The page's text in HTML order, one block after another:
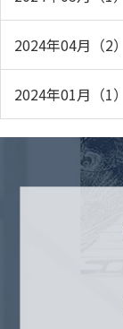
2024年04月（2）
2024年01月（1）